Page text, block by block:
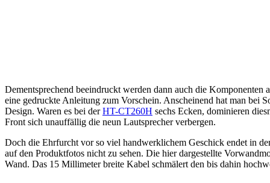
Dementsprechend beeindruckt werden dann auch die
eine gedruckte Anleitung zum Vorschein. Anscheinend hat man bei
Design. Waren es bei derHT-CT260H sechs Ecken, dominieren
Front sich unauffällig die neun Lautsprecher verbergen.
Doch die Ehrfurcht vor so viel handwerklichem Geschick endet in
auf den Produktfotos nicht zu sehen. Die hier dargestellte
Wand. Das 15 Millimeter breite Kabel schmälert den bis dahin